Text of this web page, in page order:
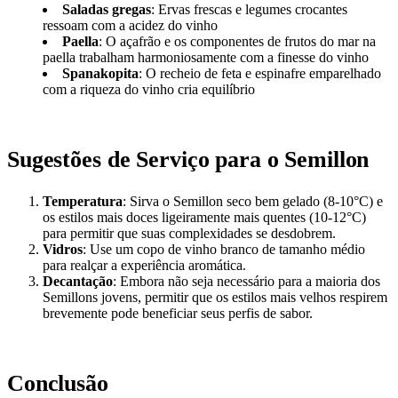
Saladas gregas: Ervas frescas e legumes crocantes
ressoam com a acidez do vinho
Paella: O açafrão e os componentes de frutos do mar na
paella trabalham harmoniosamente com a finesse do vinho
Spanakopita: O recheio de feta e espinafre emparelhado
com a riqueza do vinho cria equilíbrio
Sugestões de Serviço para o Semillon
Temperatura: Sirva o Semillon seco bem gelado (8-10°C) e
os estilos mais doces ligeiramente mais quentes (10-12°C)
para permitir que suas complexidades se desdobrem.
Vidros: Use um copo de vinho branco de tamanho médio
para realçar a experiência aromática.
Decantação: Embora não seja necessário para a maioria dos
Semillons jovens, permitir que os estilos mais velhos respirem
brevemente pode beneficiar seus perfis de sabor.
Conclusão